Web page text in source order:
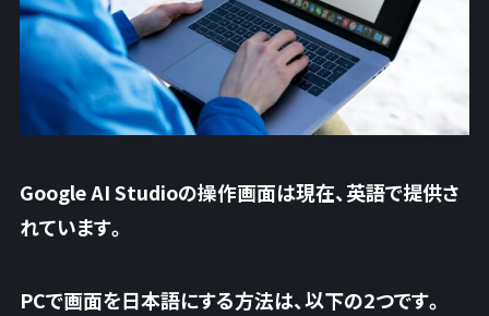
Google AI Studioの操作画面は現在、英語で提供さ
れています。
PCで画面を日本語にする方法は、以下の2つです。